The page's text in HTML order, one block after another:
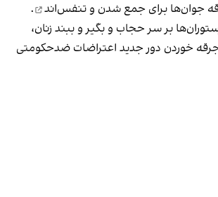
جوان‌ها برای جمع شدن و تنفس‌اند
.
بر سر حجاب و بگیر و ببند زنان،
خوردن دور جدید اعتراضات ضدحکومتی